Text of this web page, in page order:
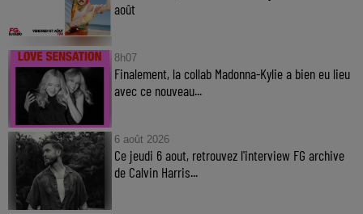
août
8h07
Finalement, la collab Madonna-Kylie a bien eu lieu
avec ce nouveau...
6 août 2026
Ce jeudi 6 aout, retrouvez l'interview FG archive
de Calvin Harris...